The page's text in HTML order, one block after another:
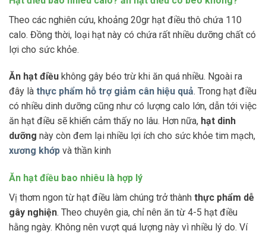
Theo các nghiên cứu, khoảng 20gr hạt điều thô chứa 110
calo. Đồng thời, loại hạt này có chứa rất nhiều dưỡng chất có
lợi cho sức khỏe.
Ăn hạt điều không gây béo trừ khi ăn quá nhiều. Ngoài ra
đây là thực phẩm hỗ trợ giảm cân hiệu quả. Trong hạt điều
có nhiều dinh dưỡng cũng như có lượng calo lớn, dẫn tới việc
ăn hạt điều sẽ khiến cảm thấy no lâu. Hơn nữa, hạt dinh
dưỡng này còn đem lại nhiều lợi ích cho sức khỏe tim mạch,
xương khớp và thần kinh
Ăn hạt điều bao nhiêu là hợp lý
Vị thơm ngon từ hạt điều làm chúng trở thành thực phẩm dễ
gây nghiện. Theo chuyên gia, chỉ nên ăn từ 4-5 hạt điều
hằng ngày. Không nên vượt quá lượng này vì nhiều lý do. Ví